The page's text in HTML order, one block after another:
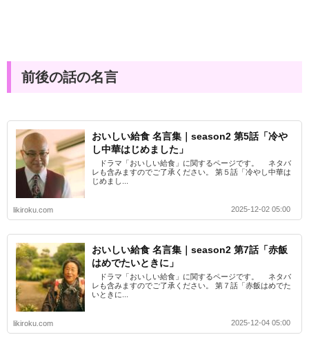
前後の話の名言
おいしい給食 名言集｜season2 第5話「冷や
し中華はじめました」
ドラマ「おいしい給食」に関するページです。 ネタバ
レも含みますのでご了承ください。 第５話「冷やし中華は
じめまし...
likiroku.com 2025-12-02 05:00
おいしい給食 名言集｜season2 第7話「赤飯
はめでたいときに」
ドラマ「おいしい給食」に関するページです。 ネタバ
レも含みますのでご了承ください。 第７話「赤飯はめでた
いときに...
likiroku.com 2025-12-04 05:00